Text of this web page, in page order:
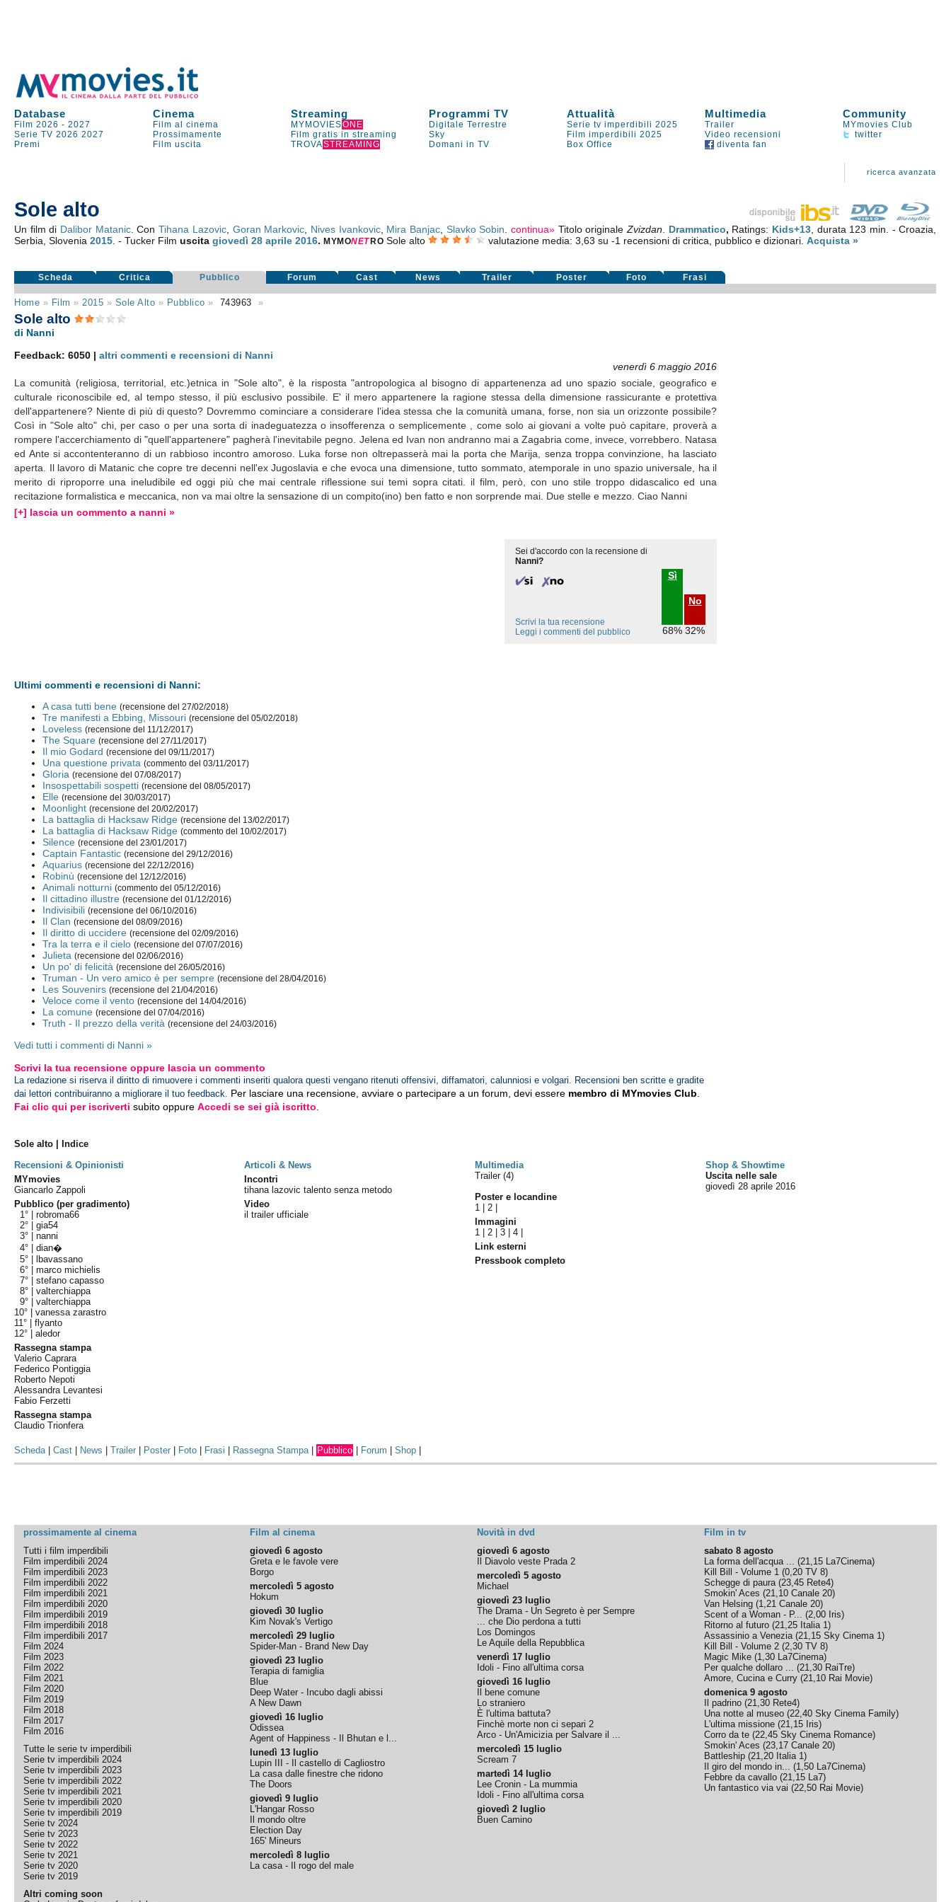
Database Cinema Streaming Programmi TV Attualità Multimedia Community
Film 2026 -2027 Film al cinema MYMOVIESONE Digitale Terrestre Serie tv imperdibili 2025 Trailer
MYmovies Club
Serie TV 2026 2027 Prossimamente Film gratis in streaming Sky Film imperdibili 2025 Video recensioni
twitter
Premi
Film uscita TROVASTREAMING Domani in TV Box Office diventa fan
ricerca avanzata
Sole alto
Un film di Dalibor Matanic. ConTihana Lazovic, Goran Markovic Nives Ivankovic, Mira Banjac, Slavko Sobin continua» Titolo originale Zvizdan Drammatico, Ratings: Kids+13, durata 123 min. - Croazia,
Serbia, Slovenia2015 . - Tucker Filmuscitagiovedì 28 aprile 2016.MYMONET RO Sole alto valutazione media: 3,63 su -1 recensioni di critica, pubblico e dizionari. Acquista »
Scheda Critica Pubblico Forum Cast News Trailer Poster Foto Frasi
Home » Film » 2015 » Sole Alto » Pubblico » 743963 »
Sole alto
di Nanni
Feedback: 6050 |altri commenti e recensioni di Nanni
venerdì 6 maggio 2016
La comunità (religiosa, territorial, etc.)etnica in "Sole alto", è la risposta "antropologica al bisogno di appartenenza ad uno spazio sociale, geografico e
culturale riconoscibile ed, al tempo stesso, il più esclusivo possibile. E' il mero appartenere la ragione stessa della dimensione rassicurante e protettiva
dell'appartenere? Niente di più di questo? Dovremmo cominciare a considerare l’idea stessa che la comunità umana, forse, non sia un orizzonte possibile?
Così in "Sole alto" chi, per caso o per una sorta di inadeguatezza o insofferenza o semplicemente , come solo ai giovani a volte può capitare, proverà a
rompere l'accerchiamento di "quell'appartenere" pagherà l'inevitabile pegno. Jelena ed Ivan non andranno mai a Zagabria come, invece, vorrebbero. Natasa
ed Ante si accontenteranno di un rabbioso incontro amoroso. Luka forse non oltrepasserà mai la porta che Marija, senza troppa convinzione, ha lasciato
aperta. Il lavoro di Matanic che copre tre decenni nell'ex Jugoslavia e che evoca una dimensione, tutto sommato, atemporale in uno spazio universale, ha il
merito di riproporre una ineludibile ed oggi più che mai centrale riflessione sui temi sopra citati. il film, però, con uno stile troppo didascalico ed una
recitazione formalistica e meccanica, non va mai oltre la sensazione di un compito(ino) ben fatto e non sorprende mai. Due stelle e mezzo. Ciao Nanni
[+] lascia un commento a nanni »
Sei d'accordo con la recensione di
Nanni?
Sì
68%
No
32%
Scrivi la tua recensione
Leggi i commenti del pubblico
Ultimi commenti e recensioni di Nanni:
A casa tutti bene (recensione del 27/02/2018)
Tre manifesti a Ebbing, Missouri (recensione del 05/02/2018)
Loveless (recensione del 11/12/2017)
The Square (recensione del 27/11/2017)
Il mio Godard (recensione del 09/11/2017)
Una questione privata (commento del 03/11/2017)
Gloria (recensione del 07/08/2017)
Insospettabili sospetti (recensione del 08/05/2017)
Elle (recensione del 30/03/2017)
Moonlight (recensione del 20/02/2017)
La battaglia di Hacksaw Ridge (recensione del 13/02/2017)
La battaglia di Hacksaw Ridge (commento del 10/02/2017)
Silence (recensione del 23/01/2017)
Captain Fantastic (recensione del 29/12/2016)
Aquarius (recensione del 22/12/2016)
Robinù (recensione del 12/12/2016)
Animali notturni (commento del 05/12/2016)
Il cittadino illustre (recensione del 01/12/2016)
Indivisibili (recensione del 06/10/2016)
Il Clan (recensione del 08/09/2016)
Il diritto di uccidere (recensione del 02/09/2016)
Tra la terra e il cielo (recensione del 07/07/2016)
Julieta (recensione del 02/06/2016)
Un po' di felicità (recensione del 26/05/2016)
Truman - Un vero amico è per sempre (recensione del 28/04/2016)
Les Souvenirs (recensione del 21/04/2016)
Veloce come il vento (recensione del 14/04/2016)
La comune (recensione del 07/04/2016)
Truth - Il prezzo della verità (recensione del 24/03/2016)
Vedi tutti i commenti di Nanni »
Scrivi la tua recensione oppure lascia un commento
La redazione si riserva il diritto di rimuovere i commenti inseriti qualora questi vengano ritenuti offensivi, diffamatori, calunniosi e volgari. Recensioni ben scritte e gradite
dai lettori contribuiranno a migliorare il tuo feedback. Per lasciare una recensione, avviare o partecipare a un forum, devi essere membro di MYmovies Club
Fai clic qui per iscriverti subito oppureAccedi se sei già iscritto
Sole alto | Indice
Recensioni & Opinionisti
Articoli & News Multimedia
Shop & Showtime
MYmovies
Giancarlo Zappoli
Pubblico (per gradimento)
1° |robroma66
2° |gia54
3° |nanni
4° |dian�
5° |
lbavassano
6° |marco michielis
7° |stefano capasso
8° |valterchiappa
9° |valterchiappa
10° |vanessa zarastro
11° |flyanto
12° |aledor
Rassegna stampa
Valerio Caprara
Federico Pontiggia
Roberto Nepoti
Alessandra Levantesi
Fabio Ferzetti
Rassegna stampa
Claudio Trionfera
Incontri
tihana lazovic talento senza metodo
Video
il trailer ufficiale
Trailer (4)
Poster e locandine
1 |2
Immagini
1 |2 |3 |4
Link esterni
Pressbook completo
Uscita nelle sale
giovedì 28 aprile 2016
Scheda|Cast News |Trailer Poster Foto Frasi Rassegna Stampa| Pubblico Forum |Shop
prossimamente al cinema Film al cinema Novità in dvd
Film in tv
Tutti i film imperdibili
Film imperdibili 2024
Film imperdibili 2023
Film imperdibili 2022
Film imperdibili 2021
Film imperdibili 2020
Film imperdibili 2019
Film imperdibili 2018
Film imperdibili 2017
Film 2024
Film 2023
Film 2022
Film 2021
Film 2020
Film 2019
Film 2018
Film 2017
Film 2016
Tutte le serie tv imperdibili
Serie tv imperdibili 2024
Serie tv imperdibili 2023
Serie tv imperdibili 2022
Serie tv imperdibili 2021
Serie tv imperdibili 2020
Serie tv imperdibili 2019
Serie tv 2024
Serie tv 2023
Serie tv 2022
Serie tv 2021
Serie tv 2020
Serie tv 2019
Altri coming soon
giovedì 6 agosto
Greta e le favole vere
Borgo
mercoledì 5 agosto
Hokum
giovedì 30 luglio
Kim Novak's Vertigo
mercoledì 29 luglio
Spider-Man - Brand New Day
giovedì 23 luglio
Terapia di famiglia
Blue
Deep Water - Incubo dagli abissi
A New Dawn
giovedì 16 luglio
Odissea
Agent of Happiness - Il Bhutan e l...
lunedì 13 luglio
Lupin III - Il castello di Cagliostro
La casa dalle finestre che ridono
The Doors
giovedì 9 luglio
L'Hangar Rosso
Il mondo oltre
Election Day
165' Mineurs
mercoledì 8 luglio
La casa - Il rogo del male
giovedì 6 agosto
Il Diavolo veste Prada 2
mercoledì 5 agosto
Michael
giovedì 23 luglio
The Drama - Un Segreto è per Sempre
... che Dio perdona a tutti
Los Domingos
Le Aquile della Repubblica
venerdì 17 luglio
Idoli - Fino all'ultima corsa
giovedì 16 luglio
Il bene comune
Lo straniero
È l'ultima battuta?
Finchè morte non ci separi 2
Arco - Un'Amicizia per Salvare il ...
mercoledì 15 luglio
Scream 7
martedì 14 luglio
Lee Cronin - La mummia
Idoli - Fino all'ultima corsa
giovedì 2 luglio
Buen Camino
sabato 8 agosto
La forma dell'acqua ... (21,15 La7Cinema)
Kill Bill - Volume 1 (0,20 TV 8)
Schegge di paura(23,45 Rete4)
Smokin' Aces (21,10 Canale 20)
Van Helsing (1,21 Canale 20)
Scent of a Woman - P... (2,00 Iris)
Ritorno al futuro (21,25 Italia 1)
Assassinio a Venezia(21,15 Sky Cinema 1)
Kill Bill - Volume 2 (2,30 TV 8)
Magic Mike (1,30 La7Cinema)
Per qualche dollaro ... (21,30 RaiTre)
Amore, Cucina e Curry (21,10 Rai Movie)
domenica 9 agosto
Il padrino (21,30 Rete4)
Una notte al museo (22,40 Sky Cinema Family)
L'ultima missione (21,15 Iris)
Corro da te (22,45 Sky Cinema Romance)
Smokin' Aces (23,17 Canale 20)
Battleship (21,20 Italia 1)
Il giro del mondo in... (1,50 La7Cinema)
Febbre da cavallo (21,15 La7)
Un fantastico via vai (22,50 Rai Movie)